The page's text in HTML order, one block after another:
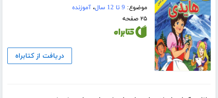
موضوع: 9 تا 12 سال ،آموزنده
۲۵ صفحه
دریافت از کتابراه